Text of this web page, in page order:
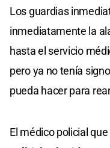
Los guardias
inmediatamente la
hasta el servicio
pero ya no tenía
pueda hacer para
El médico policial